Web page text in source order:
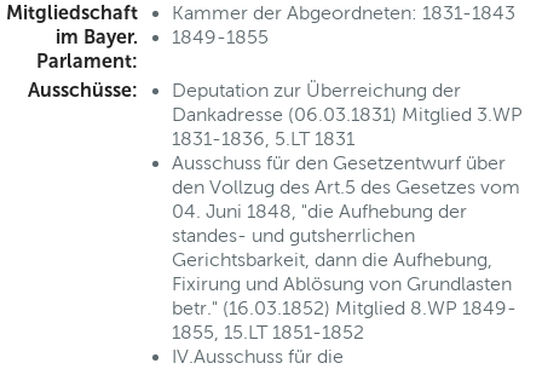
Mitgliedschaft
im Bayer.
Parlament:
Kammer der Abgeordneten: 1831-1843
1849-1855
Ausschüsse:
Deputation zur Überreichung der
Dankadresse (06.03.1831) Mitglied 3.WP
1831-1836, 5.LT 1831
Ausschuss für den Gesetzentwurf über
den Vollzug des Art.5 des Gesetzes vom
04. Juni 1848, "die Aufhebung der
standes- und gutsherrlichen
Gerichtsbarkeit, dann die Aufhebung,
Fixirung und Ablösung von Grundlasten
betr." (16.03.1852) Mitglied 8.WP 1849-
1855, 15.LT 1851-1852
IV.Ausschuss für die